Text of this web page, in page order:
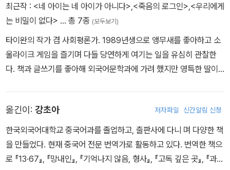
최근작 : <네 아이는 네 아이가 아니다> <죽음의 로그인> <우리에게
는 비밀이 없다> … 총 7종 (모두보기)
타이완의 작가 겸 사회평론가. 1989년생으로 앵무새를 좋아하고 소
울라이크 게임을 즐기며 다들 당연하게 여기는 일을 유심히 관찰한
다. 책과 글쓰기를 좋아해 외국어문학과에 가려 했지만 영특한 딸이
나 법학이 적성에 맞지 않아 줄곧 방황한 끝에 변호사의 길을 포기하
고 전업 과외교사로 방향을 틀었다. 7년 동안 수많은 가정을 방문해
학생들을 가르치면서 타이완 특유의 교육 문제와 부모 자식 관계를
탐구하게 되었고, 이를 바탕으로 써낸 첫 책 『네 아이는 네 아이가 아
옮긴이: 강초아 저자파일 신간알림 신청
한국외국어대학교 중국어과를 졸업하고, 출판사에 다니 며 다양한 책
을 만들었다. 현재 중국어 전문 번역가로 활동하고 있다. 번역한 책으
로 『13·67』, 『망내인』, 『기억나지 않음, 형사』, 『고독 깊은 곳』, 『과학